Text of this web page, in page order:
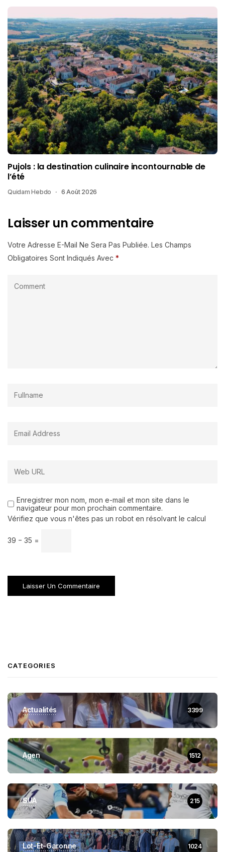
Pujols : la destination culinaire incontournable de
l’été
Quidam Hebdo 6 Août 2026
Laisser un commentaire
Votre Adresse E-Mail Ne Sera Pas Publiée. Les Champs
Obligatoires Sont Indiqués Avec *
Enregistrer mon nom, mon e-mail et mon site dans le
navigateur pour mon prochain commentaire.
Vérifiez que vous n'êtes pas un robot en résolvant le calcul
39 − 35 =
CATEGORIES
Actualités 3399
Agen 1512
SUA 215
Lot-Et-Garonne 1024